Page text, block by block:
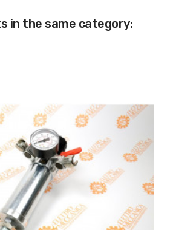
in the same category: